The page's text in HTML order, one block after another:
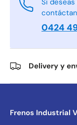
0424
Delivery y
Frenos Industrial